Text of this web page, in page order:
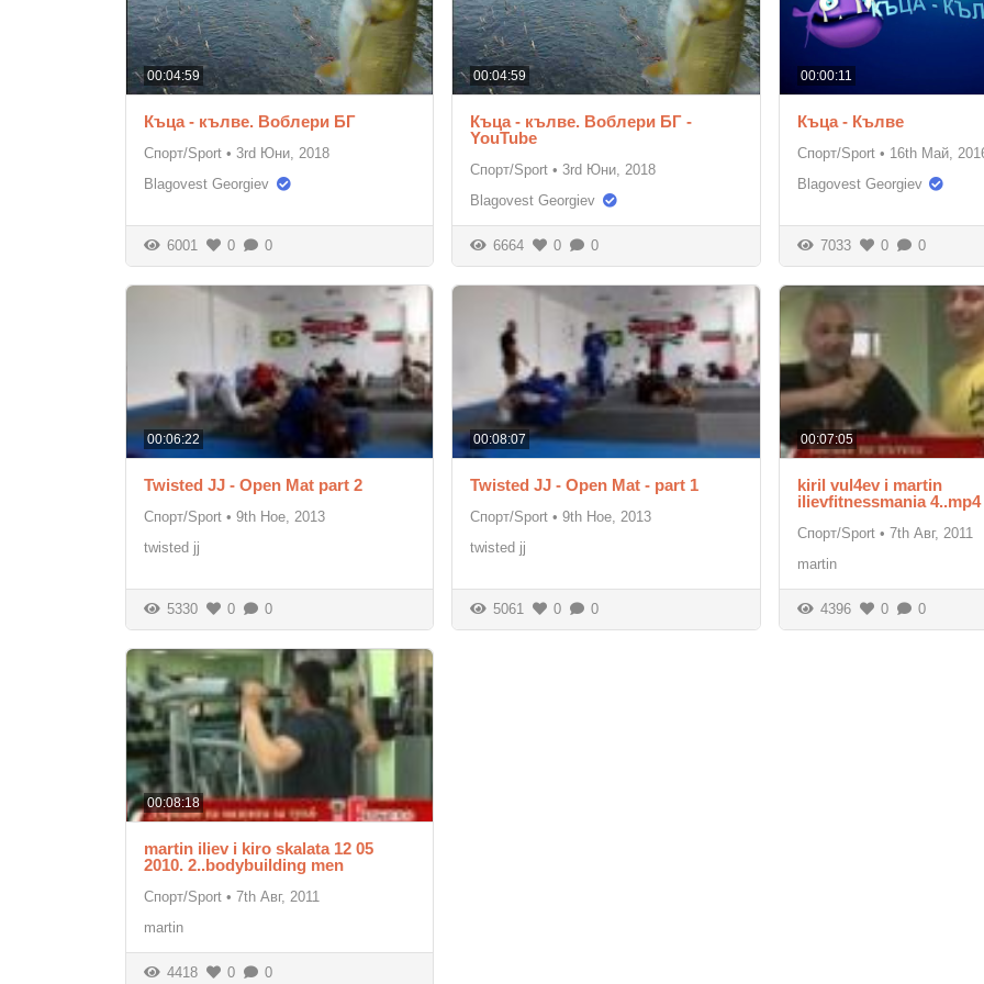
00:04:59
Къца - кълве. Воблери БГ
Спорт/Sport • 3rd Юни, 2018
Blagovest Georgiev
6001 0 0
00:04:59
Къца - кълве. Воблери БГ -
YouTube
Спорт/Sport • 3rd Юни, 2018
Blagovest Georgiev
6664 0 0
00:00:11
Къца - Кълве
Спорт/Sport • 16th Май,
Blagovest Georgiev
7033 0 0
00:06:22
Twisted JJ - Open Mat part 2
Спорт/Sport • 9th Ное, 2013
twisted jj
5330 0 0
00:08:07
Twisted JJ - Open Mat - part 1
Спорт/Sport • 9th Ное, 2013
twisted jj
5061 0 0
00:07:05
kiril vul4ev i martin
ilievfitnessmania 4..mp4
Спорт/Sport • 7th Авг, 2011
martin
4396 0 0
00:08:18
martin iliev i kiro skalata 12 05
2010. 2..bodybuilding men
Спорт/Sport • 7th Авг, 2011
martin
4418 0 0